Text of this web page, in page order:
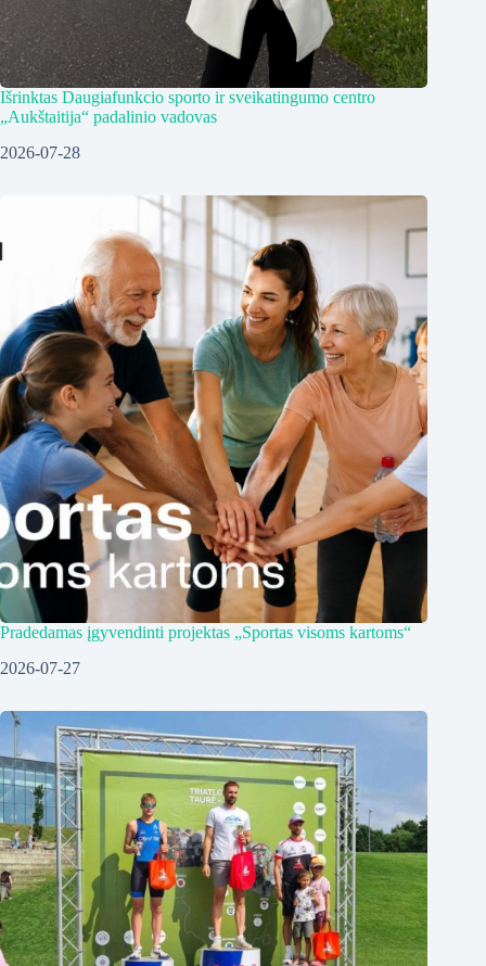
Išrinktas Daugiafunkcio sporto ir sveikatingumo centro
„Aukštaitija“ padalinio vadovas
2026-07-28
Pradedamas įgyvendinti projektas „Sportas visoms kartoms“
2026-07-27